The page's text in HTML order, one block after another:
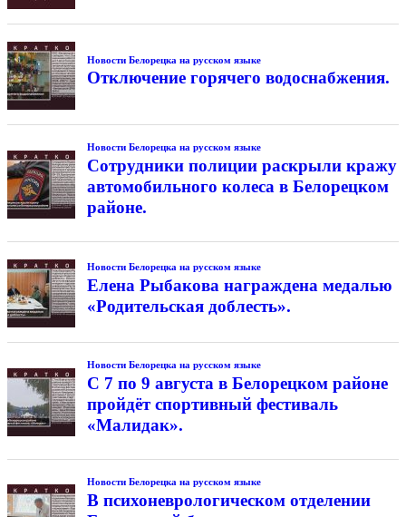
Новости Белорецка на русском языке
Отключение горячего водоснабжения.
Новости Белорецка на русском языке
Сотрудники полиции раскрыли кражу
автомобильного колеса в Белорецком
районе.
Новости Белорецка на русском языке
Елена Рыбакова награждена медалью
«Родительская доблесть».
Новости Белорецка на русском языке
С 7 по 9 августа в Белорецком районе
пройдёт спортивный фестиваль
«Малидак».
Новости Белорецка на русском языке
В психоневрологическом отделении